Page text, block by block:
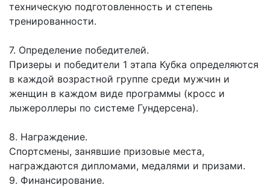
техническую подготовленность и степень
тренированности.
7. Определение победителей.
Призеры и победители 1 этапа Кубка определяются
в каждой возрастной группе среди мужчин и
женщин в каждом виде программы (кросс и
лыжероллеры по системе Гундерсена).
8. Награждение.
Спортсмены, занявшие призовые места,
награждаются дипломами, медалями и призами.
9. Финансирование.